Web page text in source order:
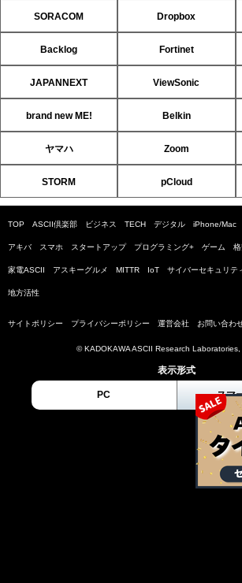
SORACOM Dropbox
Backlog Fortinet
JAPANNEXT ViewSonic
brand new ME! Belkin
ヤマハ Zoom
STORM pCloud
TOP ASCII倶楽部 ビジネス TECH デジタル iPhone/Mac
アキバ スマホ スタートアップ プログラミング+ ゲーム
家電ASCII アスキーグルメ MITTR IoT サイバーセキュリテ
地方活性
サイトポリシー プライバシーポリシー 運営会社 お問い合わ
© KADOKAWA ASCII Research
表示形式
PC スマ